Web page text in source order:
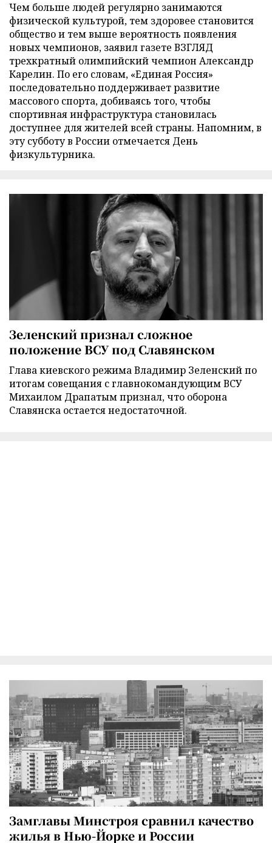
Чем больше людей регулярно занимаются
физической культурой, тем здоровее становится
общество и тем выше вероятность появления
новых чемпионов, заявил газете ВЗГЛЯД
трехкратный олимпийский чемпион Александр
Карелин. По его словам, «Единая Россия»
последовательно поддерживает развитие
массового спорта, добиваясь того, чтобы
спортивная инфраструктура становилась
доступнее для жителей всей страны. Напомним, в
эту субботу в России отмечается День
физкультурника.
Зеленский признал сложное
положение ВСУ под Славянском
Глава киевского режима Владимир Зеленский по
итогам совещания с главнокомандующим ВСУ
Михаилом Драпатым признал, что оборона
Славянска остается недостаточной.
Замглавы Минстроя сравнил качество
жилья в Нью-Йорке и России